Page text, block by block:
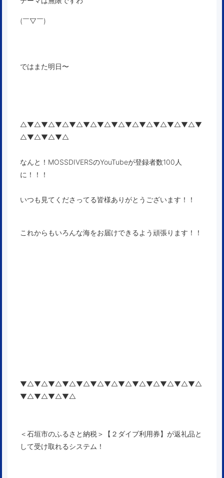
(￣▽￣)
ではまた明日〜
△▼△▼△▼△▼△▼△▼△▼△▼△▼△▼△▼△▼△▼
△▼△▼△▼△
なんと！MOSSDIVERSのYouTubeが登録者数100人
に！！！
いつも見てくださってる皆様ありがとうございます！！
これからもいろんな海をお届けできるよう頑張ります！！
▼△▼△▼△▼△▼△▼△▼△▼△▼△▼△▼△▼△▼△
▼△▼△▼△▼△
＜石垣市のふるさと納税＞【２ダイブ利用券】が返礼品と
して受け取れるシステム！